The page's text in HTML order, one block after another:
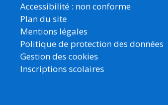
Accessibilité : non conforme
Plan du site
Mentions légales
Politique de protection des données
Gestion des cookies
Inscriptions scolaires